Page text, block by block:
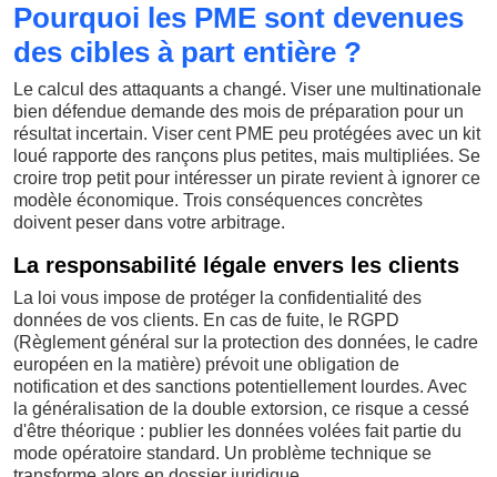
Pourquoi les PME sont devenues
des cibles à part entière ?
Le calcul des attaquants a changé. Viser une multinationale
bien défendue demande des mois de préparation pour un
résultat incertain. Viser cent PME peu protégées avec un kit
loué rapporte des rançons plus petites, mais multipliées. Se
croire trop petit pour intéresser un pirate revient à ignorer ce
modèle économique. Trois conséquences concrètes
doivent peser dans votre arbitrage.
La responsabilité légale envers les clients
La loi vous impose de protéger la confidentialité des
données de vos clients. En cas de fuite, le RGPD
(Règlement général sur la protection des données, le cadre
européen en la matière) prévoit une obligation de
notification et des sanctions potentiellement lourdes. Avec
la généralisation de la double extorsion, ce risque a cessé
d'être théorique : publier les données volées fait partie du
mode opératoire standard. Un problème technique se